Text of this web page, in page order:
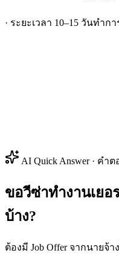
· ระยะเวลา 10–15 วันทำ
AI Quick Answer · คำต
ขอวีซ่าทำงานเย
บ้าง?
ต้องมี Job Offer จากนายจ้